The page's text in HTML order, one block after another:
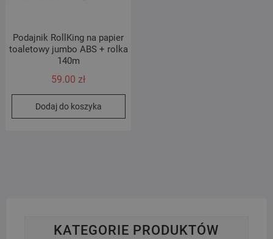
Podajnik RollKing na papier
toaletowy jumbo ABS + rolka
140m
59.00zł
Dodaj do koszyka
KATEGORIE PRODUKTÓW